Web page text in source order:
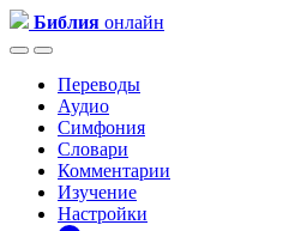
Библия онлайн
Переводы
Аудио
Симфония
Словари
Комментарии
Изучение
Настройки